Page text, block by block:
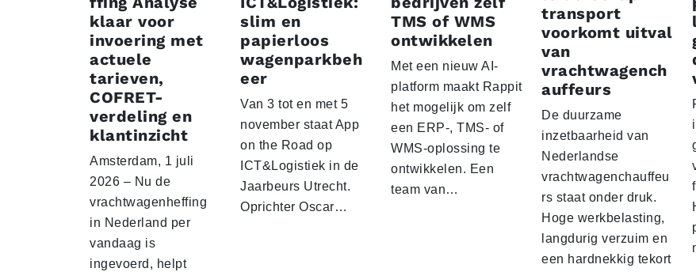
klaar voor
invoering met
actuele
tarieven,
COFRET-
verdeling en
klantinzicht
Amsterdam, 1 juli
2026 – Nu de
vrachtwagenheffing
in Nederland per
vandaag is
ingevoerd, helpt
slim en
papierloos
wagenparkbeh
eer
Van 3 tot en met 5
november staat App
on the Road op
ICT&Logistiek in de
Jaarbeurs Utrecht.
Oprichter Oscar…
TMS of WMS
ontwikkelen
Met een nieuw AI-
platform maakt Rappit
het mogelijk om zelf
een ERP-, TMS- of
WMS-oplossing te
ontwikkelen. Een
team van…
transport
voorkomt uitval
van
vrachtwagench
auffeurs
De duurzame
inzetbaarheid van
Nederlandse
vrachtwagenchauffeu
rs staat onder druk.
Hoge werkbelasting,
langdurig verzuim en
een hardnekkig tekort